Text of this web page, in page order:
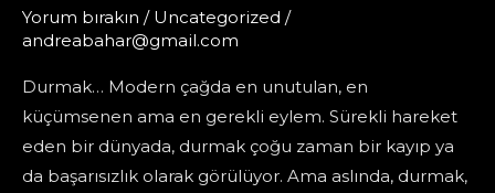
Yorum bırakın / Uncategorized /
andreabahar@gmail.com
Durmak… Modern çağda en unutulan, en
küçümsenen ama en gerekli eylem. Sürekli hareket
eden bir dünyada, durmak çoğu zaman bir kayıp ya
da başarısızlık olarak görülüyor. Ama aslında, durmak,